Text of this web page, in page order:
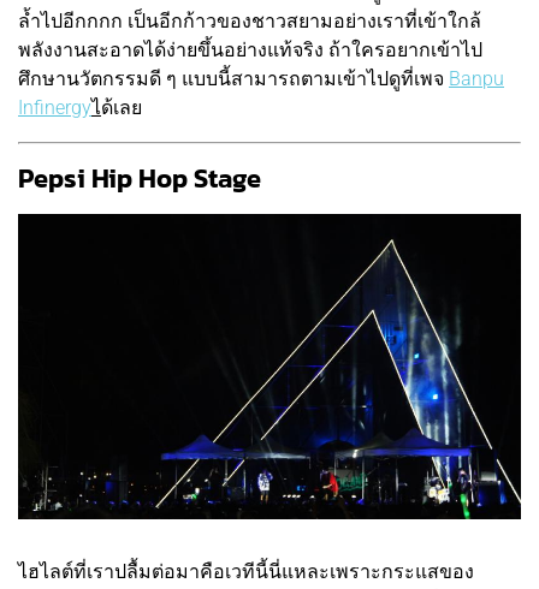
ล้ำไปอีกกกก เป็นอีกก้าวของชาวสยามอย่างเราที่เข้าใกล้
พลังงานสะอาดได้ง่ายขึ้นอย่างแท้จริง ถ้าใครอยากเข้าไป
ศึกษานวัตกรรมดี ๆ แบบนี้สามารถตามเข้าไปดูที่เพจ Banpu
Infinergyได้เลย
Pepsi Hip Hop Stage
ไฮไลต์ที่เราปลื้มต่อมาคือเวทีนี้นี่แหละเพราะกระแสของ